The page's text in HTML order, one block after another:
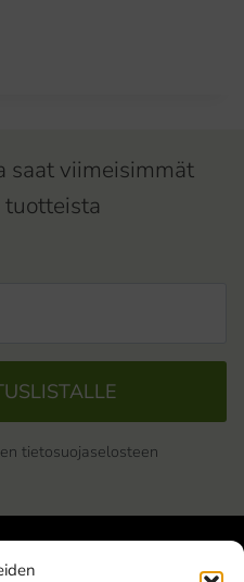
saat viimeisimmät
tietosuojaselosteen